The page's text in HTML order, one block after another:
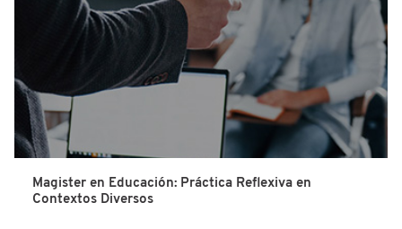
Magister en Educación: Práctica Reflexiva en
Contextos Diversos